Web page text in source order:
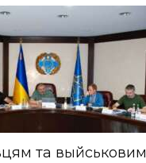
та выйськовим